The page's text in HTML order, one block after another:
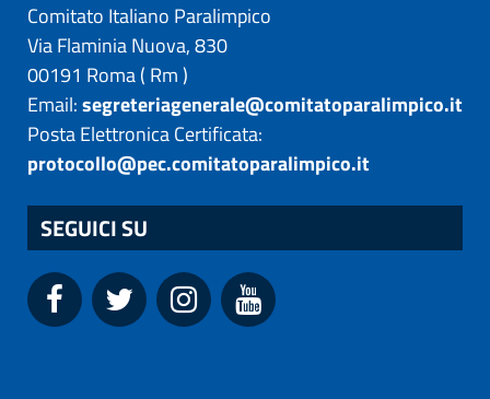
Comitato Italiano Paralimpico
Via Flaminia Nuova, 830
00191 Roma( Rm)
Email:segreteriagenerale@comitatoparalimpico.it
Posta Elettronica Certificata:
protocollo@pec.comitatoparalimpico.it
SEGUICI SU